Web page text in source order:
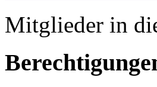
Mitglieder in